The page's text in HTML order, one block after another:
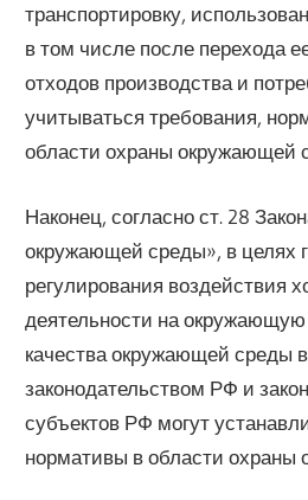
транспортировку,
в том числе после перехода
отходов производства и
учитываться требования,
области охраны окружающей
Наконец, согласно ст. 28
окружающей среды», в целях
регулирования воздействия
деятельности на окружающую
качества окружающей среды
законодательством РФ и
субъектов РФ могут
нормативы в области